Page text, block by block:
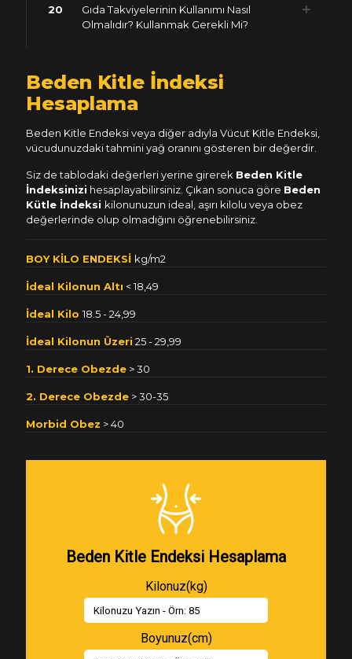
20
Gıda Takviyelerinin Kullanımı Nasıl
Olmalıdır? Kullanmak Gerekli Mi?
Beden Kitle İndeksi
Hesaplama
Beden Kitle Endeksi veya diğer adıyla Vücut Kitle Endeksi,
vücudunuzdaki tahmini yağ oranını gösteren bir değerdir.
Siz de tablodaki değerleri yerine girerek Beden Kitle
İndeksinizi hesaplayabilirsiniz. Çıkan sonuca göre Beden
Kütle İndeksi kilonunuzun ideal, aşırı kilolu veya obez
değerlerinde olup olmadığını öğrenebilirsiniz.
BOY KİLO ENDEKSİ kg/m2
İdeal Kilonun Altı < 18,49
İdeal Kilo 18.5 - 24,99
İdeal Kilonun Üzeri 25 - 29,99
1. Derece Obezde > 30
2. Derece Obezde > 30-35
Morbid Obez > 40